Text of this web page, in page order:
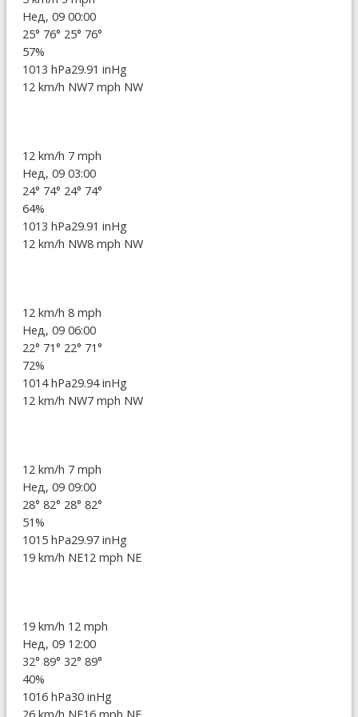
Нед, 09 00:00
25° 76° 25° 76°
57%
1013 hPa29.91 inHg
12 km/h NW7 mph NW
12 km/h 7 mph
Нед, 09 03:00
24° 74° 24° 74°
64%
1013 hPa29.91 inHg
12 km/h NW8 mph NW
12 km/h 8 mph
Нед, 09 06:00
22° 71° 22° 71°
72%
1014 hPa29.94 inHg
12 km/h NW7 mph NW
12 km/h 7 mph
Нед, 09 09:00
28° 82° 28° 82°
51%
1015 hPa29.97 inHg
19 km/h NE12 mph NE
19 km/h 12 mph
Нед, 09 12:00
32° 89° 32° 89°
40%
1016 hPa30 inHg